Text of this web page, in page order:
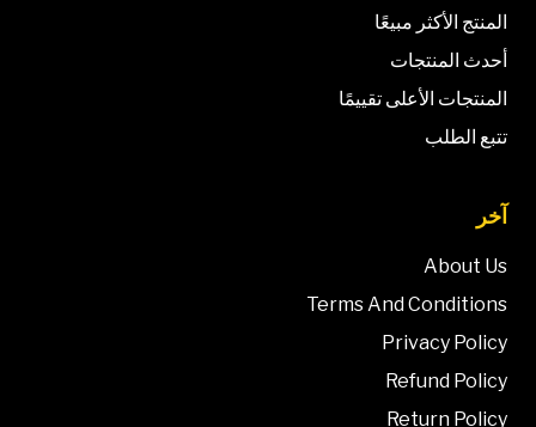
المنتج الأكثر مبيعًا
أحدث المنتجات
المنتجات الأعلى تقييمًا
تتبع الطلب
آخر
About Us
Terms And Conditions
Privacy Policy
Refund Policy
Return Policy